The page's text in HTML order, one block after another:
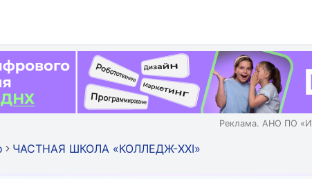
Реклама. АНО ПО
ЧАСТНАЯ ШКОЛА «КОЛЛЕДЖ-XXI»